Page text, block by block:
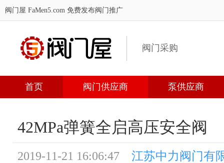
阀门屋 FaMen5.com 免费发布阀门推广
阀门采购
首页 阀门供应商 泵供应商
42MPa弹簧全启高压安全阀
2019-11-21 16:06:47 江苏中力阀门有